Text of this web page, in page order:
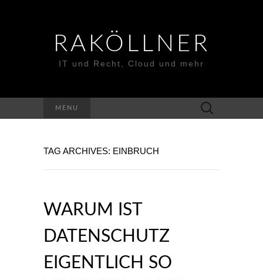
RAKÖLLNER
IT und Recht, Cloud und mehr
MENU
Suchen
nach:
TAG ARCHIVES: EINBRUCH
WARUM IST
DATENSCHUTZ
EIGENTLICH SO